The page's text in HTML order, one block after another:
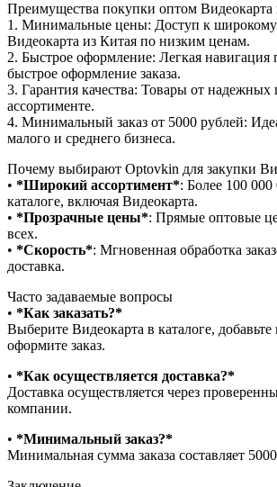
Преимущества покупки оптом Видеокарта
1.⁠ ⁠Минимальные цены: Доступ к
Видеокарта из Китая по низким ценам.
2.⁠ ⁠Быстрое оформление: Легкая навигация
быстрое оформление заказа.
3.⁠ ⁠Гарантия качества: Товары от надежных
ассортименте.
4.⁠ ⁠Минимальный заказ от 5000 рублей:
малого и среднего бизнеса.
Почему выбирают Optovkin для закупки
•⁠ ⁠ *Широкий ассортимент*: Более 100
каталоге, включая Видеокарта.
•⁠ ⁠ *Прозрачные цены*: Прямые оптовые
всех.
•⁠ ⁠ *Скорость*: Мгновенная обработка
доставка.
Часто задаваемые вопросы
•⁠ ⁠*Как заказать?*
Выберите Видеокарта в каталоге, добавьте
оформите заказ.
•⁠ ⁠ *Как осуществляется доставка?*
Доставка осуществляется через
компании.
•⁠ ⁠ *Минимальный заказ?*
Минимальная сумма заказа составляет